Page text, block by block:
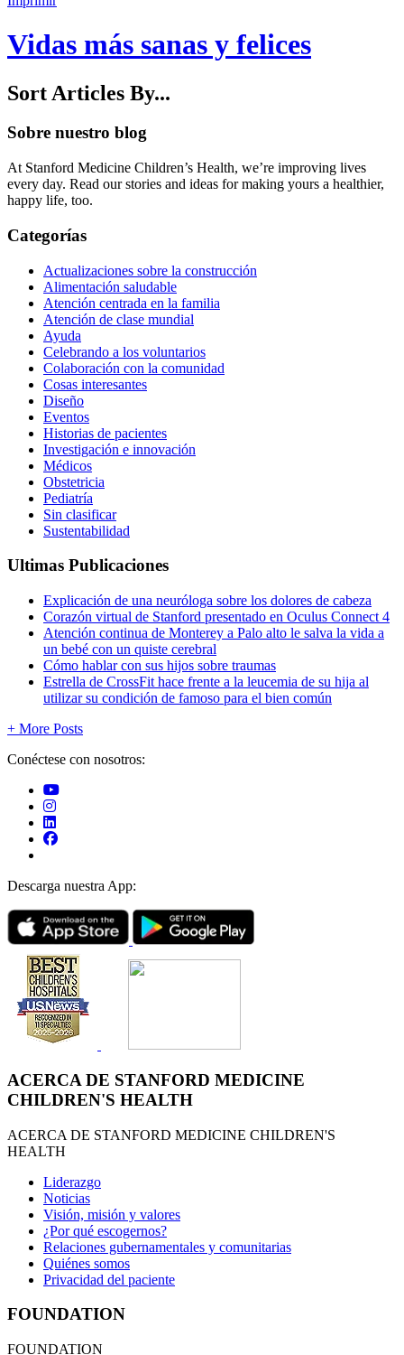
Vidas más sanas y felices
Sort Articles By...
Sobre nuestro blog
At Stanford Medicine Children’s Health, we’re improving lives
every day. Read our stories and ideas for making yours a healthier,
happy life, too.
Categorías
Actualizaciones sobre la construcción
Alimentación saludable
Atención centrada en la familia
Atención de clase mundial
Ayuda
Celebrando a los voluntarios
Colaboración con la comunidad
Cosas interesantes
Diseño
Eventos
Historias de pacientes
Investigación e innovación
Médicos
Obstetricia
Pediatría
Sin clasificar
Sustentabilidad
Ultimas Publicaciones
Explicación de una neuróloga sobre los dolores de cabeza
Corazón virtual de Stanford presentado en Oculus Connect 4
Atención continua de Monterey a Palo alto le salva la vida a
un bebé con un quiste cerebral
Cómo hablar con sus hijos sobre traumas
Estrella de CrossFit hace frente a la leucemia de su hija al
utilizar su condición de famoso para el bien común
+ More Posts
Conéctese con nosotros:
Descarga nuestra App:
ACERCA DE STANFORD MEDICINE
CHILDREN'S HEALTH
ACERCA DE STANFORD MEDICINE CHILDREN'S
HEALTH
Liderazgo
Noticias
Visión, misión y valores
¿Por qué escogernos?
Relaciones gubernamentales y comunitarias
Quiénes somos
Privacidad del paciente
FOUNDATION
FOUNDATION